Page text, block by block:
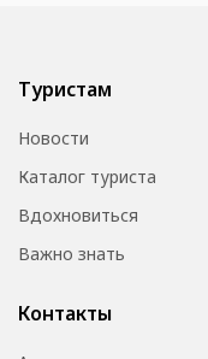
Туристам
Новости
Каталог туриста
Вдохновиться
Важно знать
Контакты